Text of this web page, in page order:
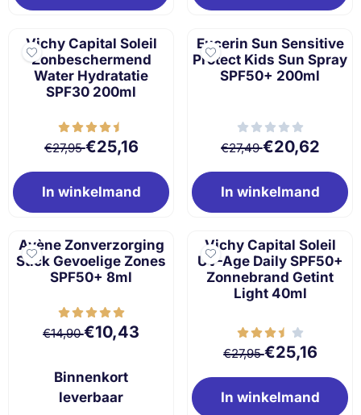
Vichy Capital Soleil
Zonbeschermend
Water Hydratatie
SPF30 200ml
Van 27,95 voor 25,16
€27,95€25,16
In winkelmand
Eucerin Sun Sensitive
Protect Kids Sun Spray
SPF50+ 200ml
Van 27,49 voor
€27,49€20,62
In winkelmand
Avène Zonverzorging
Stick Gevoelige Zones
SPF50+ 8ml
Van 14,90 voor 10,43
€14,90€10,43
Binnenkort
leverbaar
Vichy Capital Soleil
UV-Age Daily SPF50+
Zonnebrand Getint
Light 40ml
Van 27,95 voor
€27,95€25,16
In winkelmand